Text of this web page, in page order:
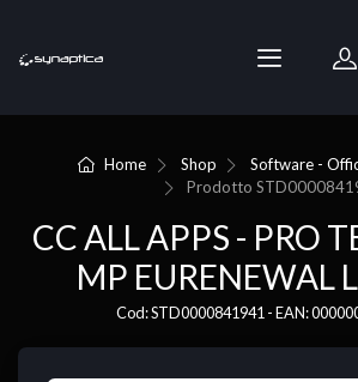
Home Shop
Software -
Prodotto
CC ALL APPS - PRO
MP EURENEWAL
Cod: STD0000841941 - EAN: